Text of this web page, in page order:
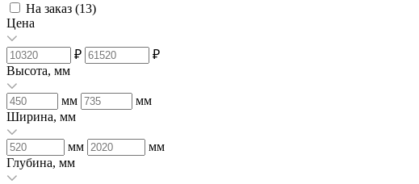
На заказ (13)
Цена
₽
₽
Высота, мм
мм
мм
Ширина, мм
мм
мм
Глубина, мм